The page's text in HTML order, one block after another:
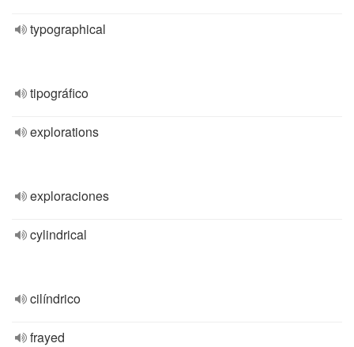
typographical
tipográfico
explorations
exploraciones
cylindrical
cilíndrico
frayed